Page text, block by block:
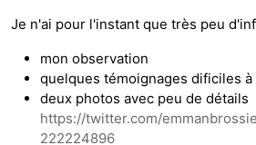
Je n'ai pour l'instant que très peu
mon observation
quelques témoignages dificiles
deux photos avec peu de détails
https://twitter.com/
222224896